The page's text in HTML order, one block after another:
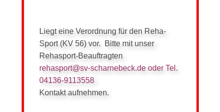
Liegt eine Verordnung für den Reha-
Sport (KV 56) vor. Bitte mit unser
Rehasport-Beauftragten
rehasport@sv-scharnebeck.de oder Tel.
04136-9113558
Kontakt aufnehmen.